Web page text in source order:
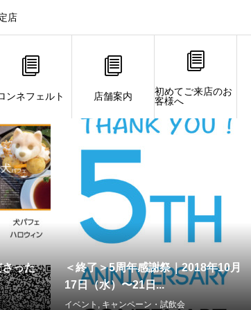
店
ンネフェルト 店舗案内
初めてご来店のお
客様へ
会 の記事一覧
った
＜終了＞5周年感謝祭｜2018年10月
17日（水）〜21日...
イベント , キャンペーン・試飲会